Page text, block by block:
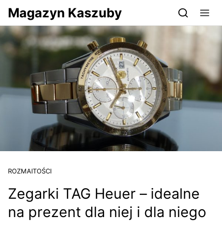
Przejdź do serwisu magazynkaszuby.pl
Magazyn Kaszuby
ROZMAITOŚCI
Zegarki TAG Heuer – idealne
na prezent dla niej i dla niego